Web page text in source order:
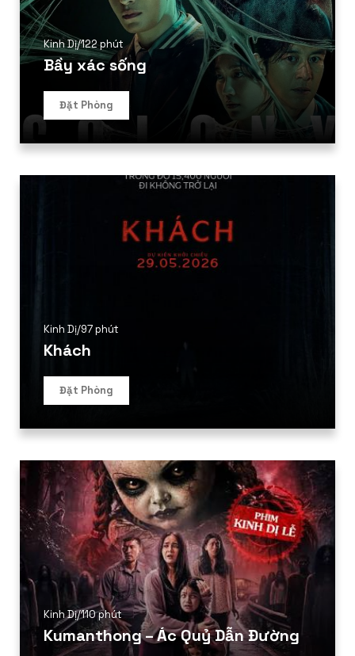
Kinh Dị/122 phút
Bầy xác sống
Đặt Phòng
Kinh Dị/97 phút
Khách
Đặt Phòng
Kinh Dị/110 phút
Kumanthong – Ác Quỷ Dẫn Đường